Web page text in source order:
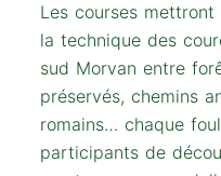
Les courses mettront
la technique des
sud Morvan entre
préservés, chemins
romains… chaque
participants de